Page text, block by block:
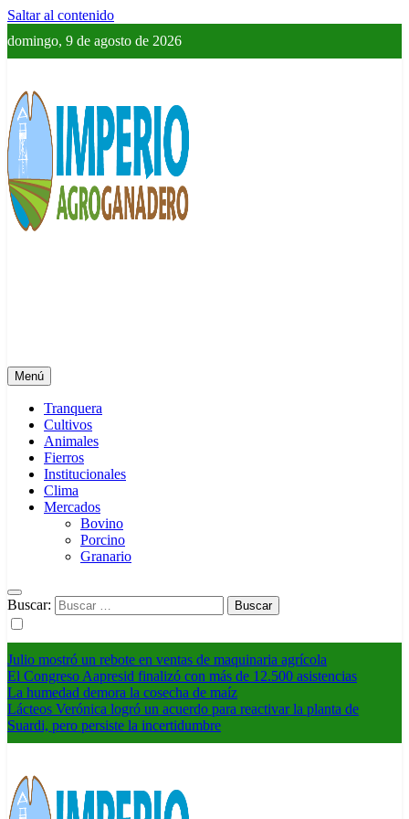
Saltar al contenido
domingo, 9 de agosto de 2026
Menú
Tranquera
Cultivos
Animales
Fierros
Institucionales
Clima
Mercados
Bovino
Porcino
Granario
Buscar:
Julio mostró un rebote en ventas de maquinaria agrícola
El Congreso Aapresid finalizó con más de 12.500 asistencias
La humedad demora la cosecha de maíz
Lácteos Verónica logró un acuerdo para reactivar la planta de
Suardi, pero persiste la incertidumbre